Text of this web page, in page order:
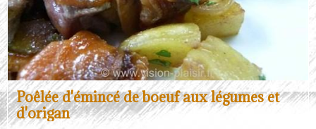
Poêlée d'émincé de boeuf aux légumes et
d'origan